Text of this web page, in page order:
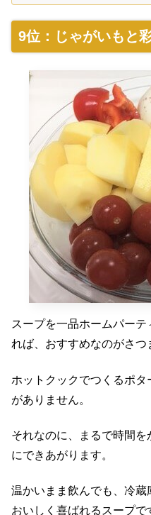
9位：じゃがいもと
スープを一品ホームパー
れば、おすすめなのがさつ
ホットクックでつくるポ
がありません。
それなのに、まるで時間
にできあがります。
温かいまま飲んでも、冷
おいしく喜ばれるスープで